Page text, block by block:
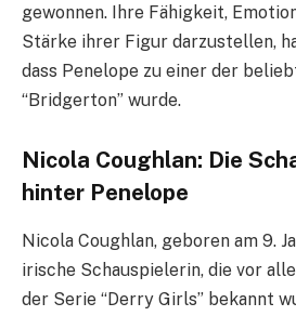
gewonnen. Ihre Fähigkeit,
Stärke ihrer Figur darzustellen,
dass Penelope zu einer der
“Bridgerton” wurde.
Nicola Coughlan: Die
hinter Penelope
Nicola Coughlan, geboren am 9.
irische Schauspielerin, die vor
der Serie “Derry Girls” bekannt